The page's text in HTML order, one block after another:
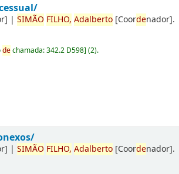
|SIMÃO FILHO, Adalberto [Coordenador].
dechamada:342.2 D598](2).
|SIMÃO FILHO, Adalberto [Coordenador].